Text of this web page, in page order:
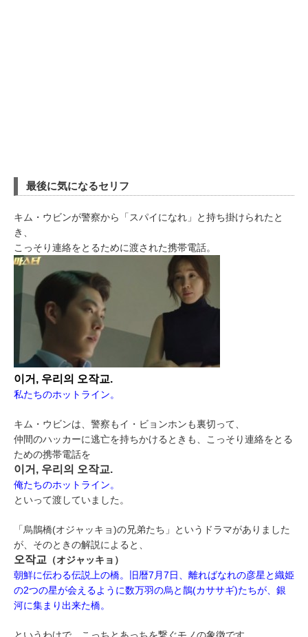
最後に気になるセリフ
キム・ウビンが警察から「スパイになれ」と持ち掛けられたと
き、
こっそり連絡をとるために渡された携帯電話。
이거, 우리의 오작교.
私たちのホットライン。
キム・ウビンは、警察もイ・ビョンホンも裏切って、
仲間のハッカーに逃亡を持ちかけるときも、こっそり連絡をとる
ための携帯電話を
이거, 우리의 오작교.
俺たちのホットライン。
といって渡していました。
「烏鵲橋(オジャッキョ)の兄弟たち」というドラマがありました
が、そのときの解説によると、
오작교
（オジャッキョ）
朝鮮に伝わる伝説上の橋。旧暦7月7日、離ればなれの彦星と織姫
の2つの星が会えるように数万羽の烏と鵲(カササギ)たちが、銀
河に集まり出来た橋。